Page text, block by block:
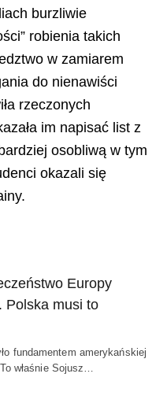
burzliwie
robienia takich
w zamiarem
do nienawiści
rzeczonych
im napisać list z
osobliwą w tym
okazali się
Europy
Polska musi to
fundamentem amerykańskiej
właśnie Sojusz…